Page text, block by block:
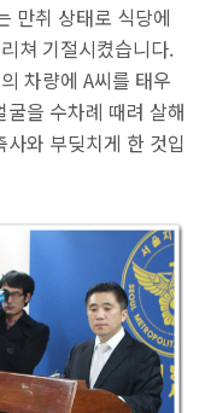
만취 상태로 식당에
쳐 기절시켰습니다.
차량에 A씨를 태우
을 수차례 때려 살해
와 부딪치게 한 것입